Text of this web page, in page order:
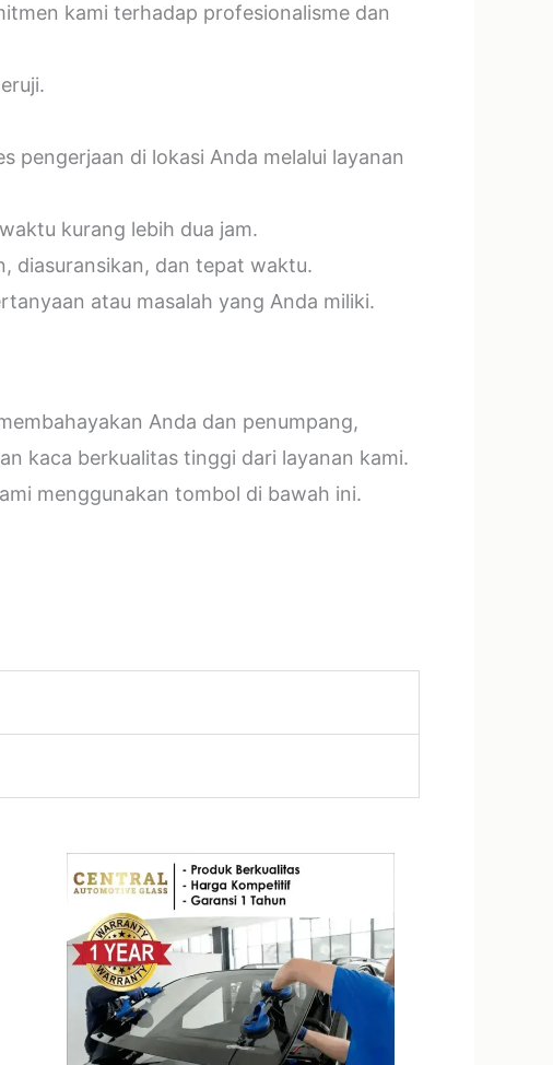
kami terhadap profesionalisme dan
pengerjaan di lokasi Anda melalui layanan
kurang lebih dua jam.
diasuransikan, dan tepat waktu.
atau masalah yang Anda miliki.
Anda dan penumpang,
kaca berkualitas tinggi dari layanan kami.
menggunakan tombol di bawah ini.